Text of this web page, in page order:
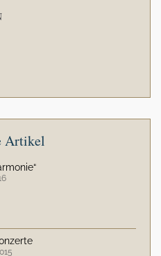
Artikel